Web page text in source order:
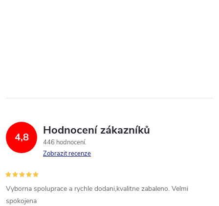
4,8 Hodnocení zákazníků
446 hodnocení
Zobrazit recenze
Vyborna spoluprace a rychle dodani,kvalitne zabaleno. Velmi
spokojena